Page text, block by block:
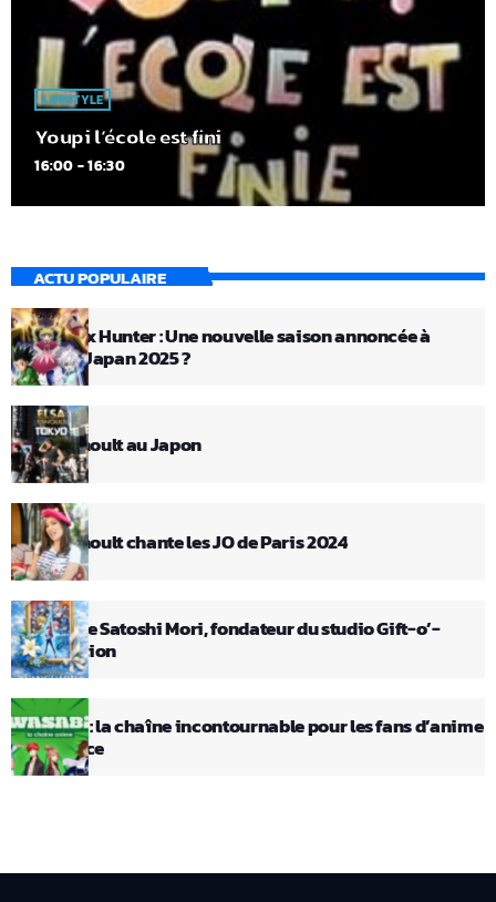
LIFESTYLE
Youpi l’école est fini
16:00 - 16:30
ACTU POPULAIRE
Hunter x Hunter : Une nouvelle saison annoncée à
Anime Japan 2025 ?
Elsa Esnoult au Japon
Elsa Esnoult chante les JO de Paris 2024
Décès de Satoshi Mori, fondateur du studio Gift-o’-
Animation
Wasabi : la chaîne incontournable pour les fans d’anime
en France